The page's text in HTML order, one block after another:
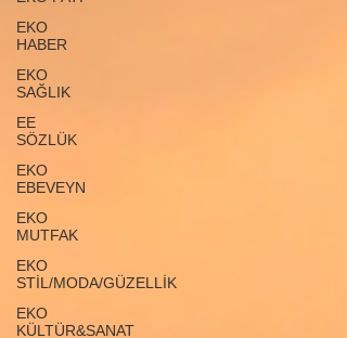
EKO
HABER
EKO
SAĞLIK
EE
SÖZLÜK
EKO
EBEVEYN
EKO
MUTFAK
EKO
STİL/MODA/GÜZELLİK
EKO
KÜLTÜR&SANAT